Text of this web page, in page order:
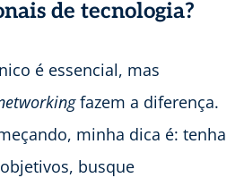
de tecnologia?
é essencial, mas
fazem a diferença.
minha dica é: tenha
busque